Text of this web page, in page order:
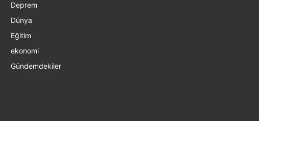
Deprem
Dünya
Eğitim
ekonomi
Gündemdekiler